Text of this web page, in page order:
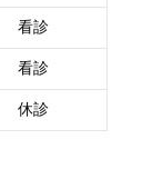
看診
看診
休診